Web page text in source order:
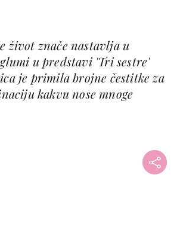
život znače nastavlja u
u predstavi 'Tri sestre'
je primila brojne čestitke za
kakvu nose mnoge